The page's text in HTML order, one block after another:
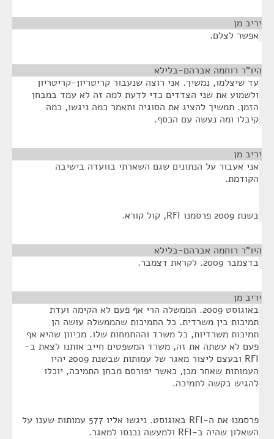
יריב מן
אפשר לצלם.
היו"ר רוחמה אברהם-בלילא
עד שיצלמו, נמשיך. אני רוצה שנעבור קריטריון-קריטריון
ולשמוע את שני הצדדים כדי לדעת למה זה לא עמד במבחן
הזמן. תמשיך להציג את הסוגיה ותאמר כמה ניגשו, כמה
קיבלו ומה נעשה עם הכסף.
יריב מן
אני אעבור על הנתונים שגם השארתי בוועדה בישיבה
הקודמת.
בשנת 2009 פרסמנו RFI, קול קורא.
היו"ר רוחמה אברהם-בלילא
בדצמבר 2009. לקראת דצמבר.
יריב מן
באוגוסט 2009. הממשלה הרי אף פעם לא הקימה ועדת
תמיכות בין משרדית. כל התמיכות שהממשלה עושה הן
תמיכות משרדיות, כל משרד וההתמחות שלו. מכיוון שהיא אף
פעם לא עשתה את זה, משרד המשפטים חייב אותנו לצאת ב-
RFI ובעצם ליצור מאגר של עמותות שבשנת 2009 יהיו
העמותות שאחר מכן, כאשר יפורסם מבחן התמיכה, יוכלו
להגיש בקשה לתמיכה.
פרסמנו את ה-RFI באוגוסט. ניגשו אליו 577 עמותות שענו על
השאלון שהיה ב-RFI ולמעשה נכנסו למאגר.